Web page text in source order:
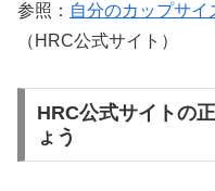
参照： 自分のカップサ
（HRC公式サイト）
HRC公式サイトの
ょう